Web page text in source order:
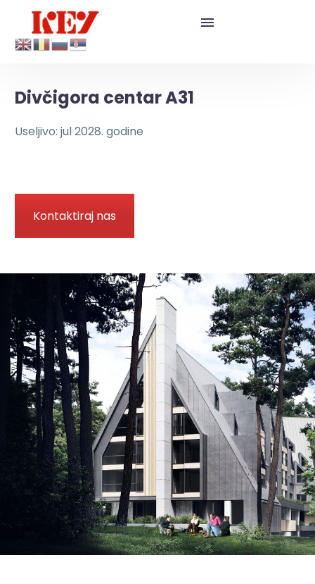
Divčigora centar A31
Useljivo: jul 2028. godine
Kontaktiraj nas